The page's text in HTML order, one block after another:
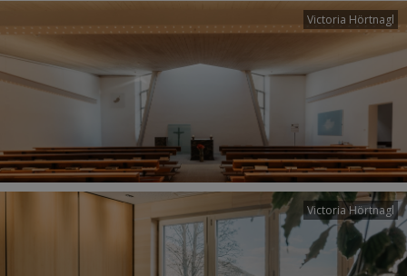
Victoria Hörtnagl
Victoria Hörtnagl